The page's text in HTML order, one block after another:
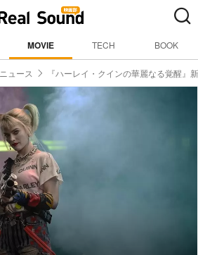
MOVIE TECH BOOK
ニュース 『ハーレイ・クインの華麗なる覚醒』